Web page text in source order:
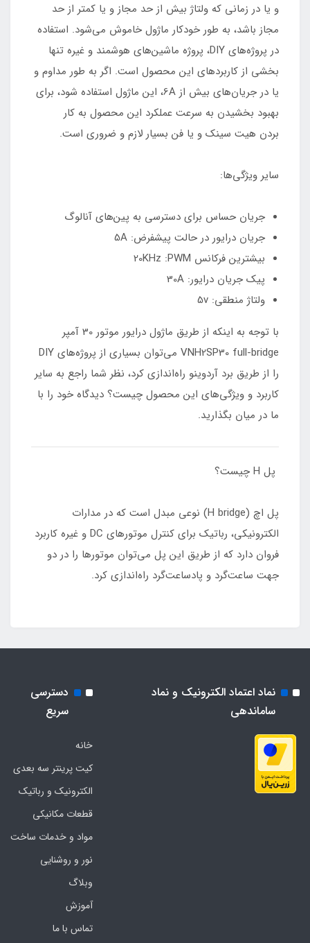
و یا در زمانی که ولتاژ بیش از حد مجاز و یا کمتر از حد
مجاز باشد، به طور خودکار ماژول خاموش می‌شود. استفاده
در پروژه‌های DIY، پروژه‌ ماشین‌های هوشمند و غیره تنها
بخشی از کاربرد‌های این محصول است. اگر به طور مداوم و
یا در جریان‌های بیش از 6A، این ماژول استفاده شود، برای
بهبود بخشیدن به سرعت عملکرد این محصول به کار
بردن هیت سینک و یا فن بسیار لازم و ضروری است.
سایر ویژگی‌ها:
جریان حساس برای دسترسی به پین‌های آنالوگ
جریان درایور در حالت پیشفرض: 5A
بیشترین فرکانس 20KHz :PWM
پیک جریان درایور: 30A
ولتاژ منطقی: 5v
با توجه به اینکه از طریق ماژول درایور موتور 30 آمپر
VNH2SP30 full-bridge می‌توان بسیاری از پروژه‌های DIY
را از طریق برد آردوینو راه‌اندازی کرد، نظر شما راجع به سایر
کاربرد‌ و ویژگی‌های این محصول چیست؟ دیدگاه خود را با
ما در میان بگذارید.
پل H چیست؟
پل اچ (H bridge) نوعی مبدل است که در مدارات
الکترونیکی، رباتیک برای کنترل موتور‌های DC و غیره کاربرد
فروان دارد که از طریق این پل می‌توان موتور‌ها را در دو
جهت ساعت‌گرد و پادساعت‌گرد راه‌اندازی کرد.
نماد اعتماد الکترونیک و نماد
ساماندهی
دسترسی
سریع
خانه
کیت پرینتر سه بعدی
الکترونیک و رباتیک
قطعات مکانیکی
مواد و خدمات ساخت
نور و روشنایی
وبلاگ
آموزش
تماس با ما